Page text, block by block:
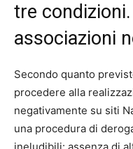
tre
associazioni
Secondo quanto
procedere alla
negativamente su siti
una procedura di